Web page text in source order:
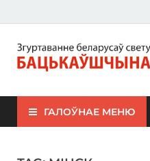
ЗБС "Бацькаўшчына"
ГАЛОЎНАЕ МЕНЮ